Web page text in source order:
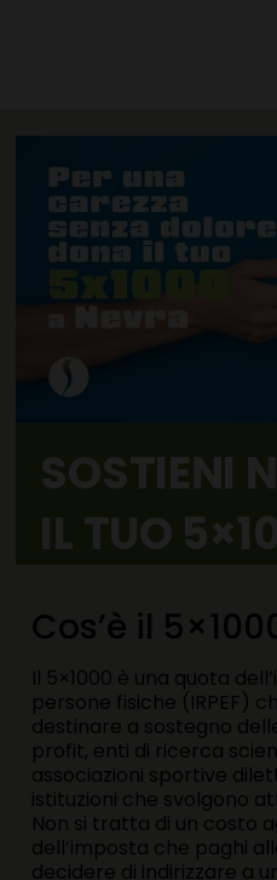
SOSTIENI
IL TUO
Cos’è il
Il 5×1000 è una quota
persone fisiche (IRPEF)
destinare a sostegno
profit, enti di ricerca
associazioni sportive
istituzioni che svolgono
Non si tratta di un costo
dell’imposta che paghi
decidere di indirizzare a